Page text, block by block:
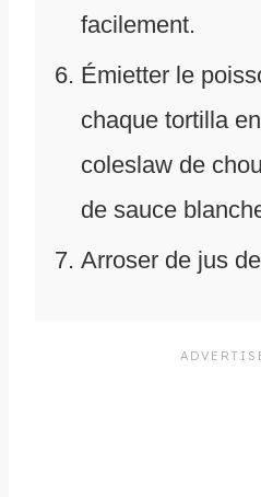
facilement.
Émietter le
chaque tortilla
coleslaw de
de sauce
Arroser de jus